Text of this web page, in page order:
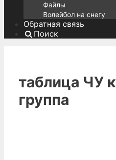
Файлы
Волейбол на снегу
Обратная связь
Поиск
таблица ЧУ
группа